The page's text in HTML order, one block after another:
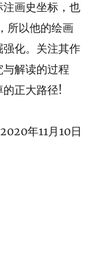
画史坐标，也
所以他的绘画
化。关注其作
解读的过程
正大路径!
年11月10日